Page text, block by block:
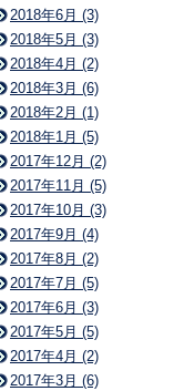
2018年6月 (3)
2018年5月 (3)
2018年4月 (2)
2018年3月 (6)
2018年2月 (1)
2018年1月 (5)
2017年12月 (2)
2017年11月 (5)
2017年10月 (3)
2017年9月 (4)
2017年8月 (2)
2017年7月 (5)
2017年6月 (3)
2017年5月 (5)
2017年4月 (2)
2017年3月 (6)